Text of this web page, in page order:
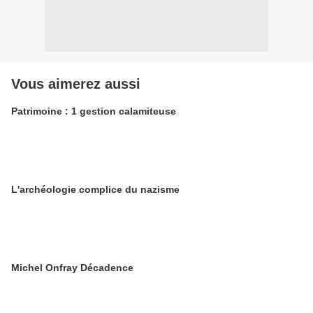
Vous aimerez aussi
Patrimoine : 1 gestion calamiteuse
L'archéologie complice du nazisme
Michel Onfray Décadence